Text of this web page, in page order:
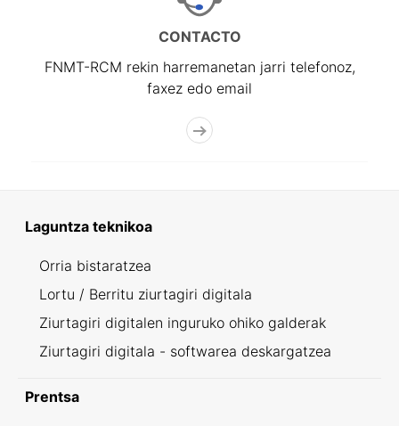
CONTACTO
FNMT-RCM rekin harremanetan jarri telefonoz,
faxez edo email
Laguntza teknikoa
Orria bistaratzea
Lortu / Berritu ziurtagiri digitala
Ziurtagiri digitalen inguruko ohiko galderak
Ziurtagiri digitala - softwarea deskargatzea
Prentsa